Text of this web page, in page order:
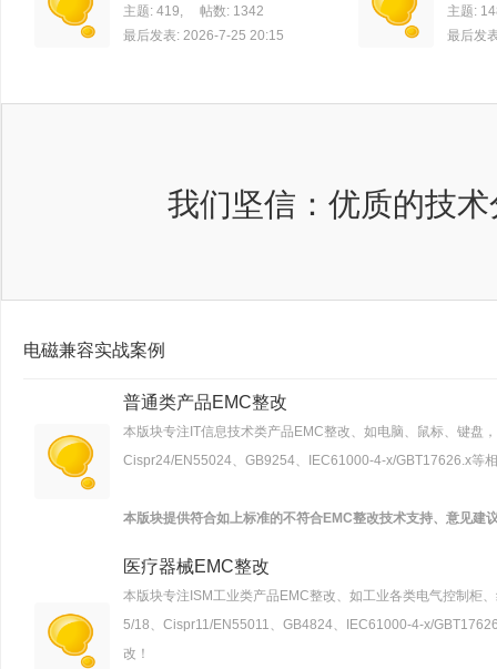
主题: 419,
帖数: 1342
最后发表: 2026-7-25 20:15
主题:
最后发
我们坚信：优质的技
电磁兼容实战案例
普通类产品EMC整改
本版块专注IT信息技术类产品EMC整改、如电脑、鼠标、键盘
Cispr24/EN55024、GB9254、IEC61000-4-x/GBT17626.x等
本版块提供符合如上标准的不符合EMC整改技术支持、意见建
医疗器械EMC整改
本版块专注ISM工业类产品EMC整改、如工业各类电气控制柜
5/18、Cispr11/EN55011、GB4824、IEC61000-4-x/
改！